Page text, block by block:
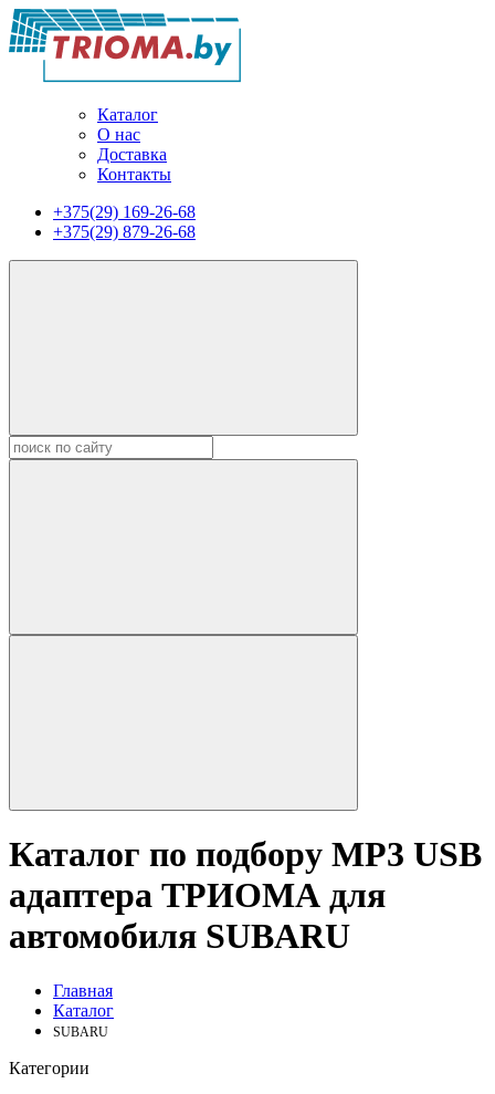
Каталог
О нас
Доставка
Контакты
+375(29) 169-26-68
+375(29) 879-26-68
Каталог по подбору MP3 USB
адаптера ТРИОМА для
автомобиля SUBARU
Главная
Каталог
SUBARU
Категории